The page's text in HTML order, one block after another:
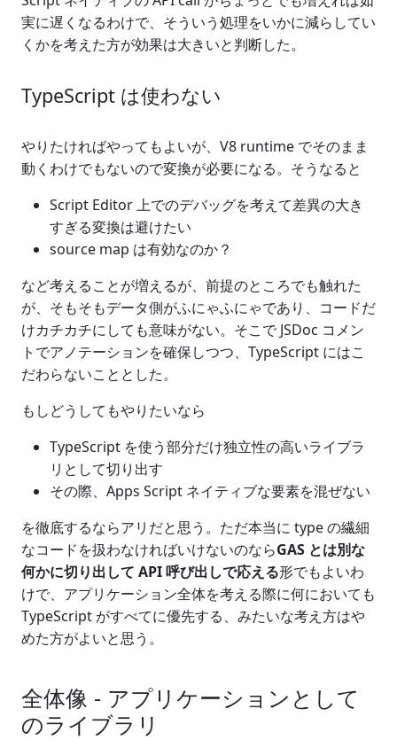
実に遅くなるわけで、そういう処理をいかに減らしてい
くかを考えた方が効果は大きいと判断した。
TypeScript は使わない
やりたければやってもよいが、V8 runtime でそのまま
動くわけでもないので変換が必要になる。そうなると
Script Editor 上でのデバッグを考えて差異の大き
すぎる変換は避けたい
source map は有効なのか？
など考えることが増えるが、前提のところでも触れた
が、そもそもデータ側がふにゃふにゃであり、コードだ
けカチカチにしても意味がない。そこで JSDoc コメン
トでアノテーションを確保しつつ、TypeScript にはこ
だわらないこととした。
もしどうしてもやりたいなら
TypeScript を使う部分だけ独立性の高いライブラ
リとして切り出す
その際、Apps Script ネイティブな要素を混ぜない
を徹底するならアリだと思う。ただ本当に type の繊細
なコードを扱わなければいけないのならGAS とは別な
何かに切り出して API 呼び出しで応える形でもよいわ
けで、アプリケーション全体を考える際に何においても
TypeScript がすべてに優先する、みたいな考え方はや
めた方がよいと思う。
全体像 - アプリケーションとして
のライブラリ